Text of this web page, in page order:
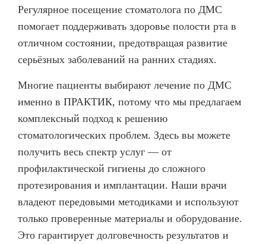
Регулярное посещение стоматолога по ДМС
помогает поддерживать здоровье полости рта в
отличном состоянии, предотвращая развитие
серьёзных заболеваний на ранних стадиях.
Многие пациенты выбирают лечение по ДМС
именно в ПРАКТИК, потому что мы предлагаем
комплексный подход к решению
стоматологических проблем. Здесь вы можете
получить весь спектр услуг — от
профилактической гигиены до сложного
протезирования и имплантации. Наши врачи
владеют передовыми методиками и используют
только проверенные материалы и оборудование.
Это гарантирует долговечность результатов и